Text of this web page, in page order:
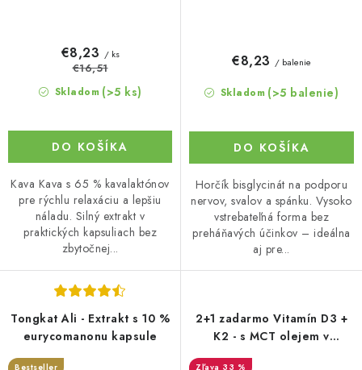
Skladom (>5 ks)
€8,23 / ks
€16,51
DO KOŠÍKA
Kava Kava s 65 % kavalaktónov
pre rýchlu relaxáciu a lepšiu
náladu. Silný extrakt v
praktických kapsuliach bez
zbytočnej...
Skladom (>5 balenie)
€8,23 / balenie
DO KOŠÍKA
Horčík bisglycinát na podporu
nervov, svalov a spánku. Vysoko
vstrebateľná forma bez
preháňavých účinkov – ideálna
aj pre...
Tongkat Ali - Extrakt s 10 %
eurycomanonu kapsule
Bestseller
2+1 zadarmo Vitamín D3 +
K2 - s MCT olejem v
33 %